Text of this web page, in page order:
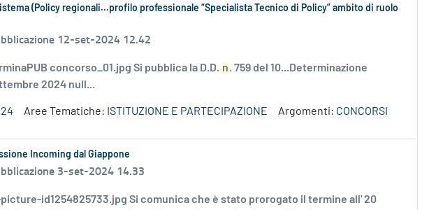
(Policy regionali...profilo professionale “Specialista Tecnico di Policy” ambito di ruolo
12-set-2024 12.42
concorso_01.jpg Si pubblica la D.D. n. 759 del 10...Determinazione
2024 null...
Aree Tematiche: ISTITUZIONE E PARTECIPAZIONE Argomenti: CONCORSI
Incoming dal Giappone
3-set-2024 14.33
id1254825733.jpg Si comunica che è stato prorogato il termine all' 20